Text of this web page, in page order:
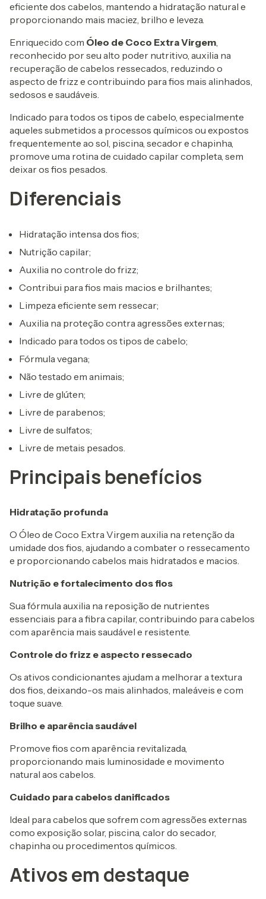
eficiente dos cabelos, mantendo a hidratação natural e
proporcionando mais maciez, brilho e leveza.
Enriquecido com Óleo de Coco Extra Virgem,
reconhecido por seu alto poder nutritivo, auxilia na
recuperação de cabelos ressecados, reduzindo o
aspecto de frizz e contribuindo para fios mais alinhados,
sedosos e saudáveis.
Indicado para todos os tipos de cabelo, especialmente
aqueles submetidos a processos químicos ou expostos
frequentemente ao sol, piscina, secador e chapinha,
promove uma rotina de cuidado capilar completa, sem
deixar os fios pesados.
Diferenciais
Hidratação intensa dos fios;
Nutrição capilar;
Auxilia no controle do frizz;
Contribui para fios mais macios e brilhantes;
Limpeza eficiente sem ressecar;
Auxilia na proteção contra agressões externas;
Indicado para todos os tipos de cabelo;
Fórmula vegana;
Não testado em animais;
Livre de glúten;
Livre de parabenos;
Livre de sulfatos;
Livre de metais pesados.
Principais benefícios
Hidratação profunda
O Óleo de Coco Extra Virgem auxilia na retenção da
umidade dos fios, ajudando a combater o ressecamento
e proporcionando cabelos mais hidratados e macios.
Nutrição e fortalecimento dos fios
Sua fórmula auxilia na reposição de nutrientes
essenciais para a fibra capilar, contribuindo para cabelos
com aparência mais saudável e resistente.
Controle do frizz e aspecto ressecado
Os ativos condicionantes ajudam a melhorar a textura
dos fios, deixando-os mais alinhados, maleáveis e com
toque suave.
Brilho e aparência saudável
Promove fios com aparência revitalizada,
proporcionando mais luminosidade e movimento
natural aos cabelos.
Cuidado para cabelos danificados
Ideal para cabelos que sofrem com agressões externas
como exposição solar, piscina, calor do secador,
chapinha ou procedimentos químicos.
Ativos em destaque